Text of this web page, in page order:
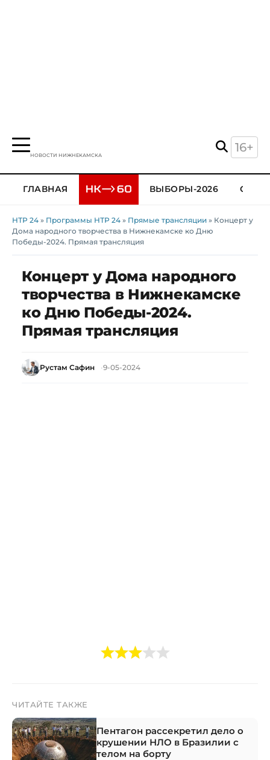
НОВОСТИ НИЖНЕКАМСКА
16+
ГЛАВНАЯ ВЫБОРЫ-2026
НТР 24 » Программы НТР 24 » Прямые трансляции » Концерт у
Дома народного творчества в Нижнекамске ко Дню
Победы-2024. Прямая трансляция
Концерт у Дома народного
творчества в Нижнекамске
ко Дню Победы-2024.
Прямая трансляция
Рустам Сафин 9-05-2024
ЧИТАЙТЕ ТАКЖЕ
Пентагон рассекретил дело о
крушении НЛО в Бразилии с
телом на борту